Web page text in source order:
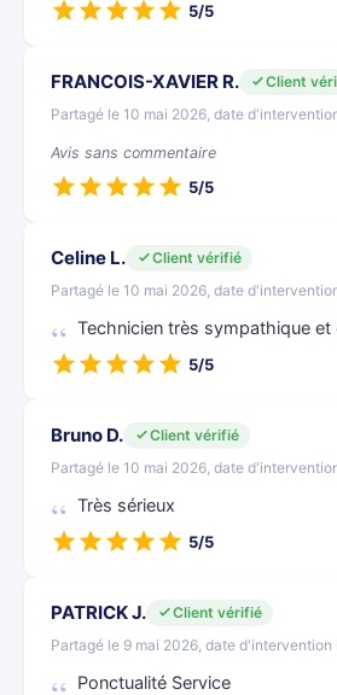
5/5
FRANCOIS-XAVIER R.
Client
Partagé le 10 mai 2026, date
Avis sans commentaire
5/5
Celine L.
Client vérifié
Partagé le 10 mai 2026, date
Technicien très sympathique et
5/5
Bruno D.
Client vérifié
Partagé le 10 mai 2026, date
Très sérieux
5/5
PATRICK J.
Client vérifié
Partagé le 9 mai 2026, date d'intervention
Ponctualité Service